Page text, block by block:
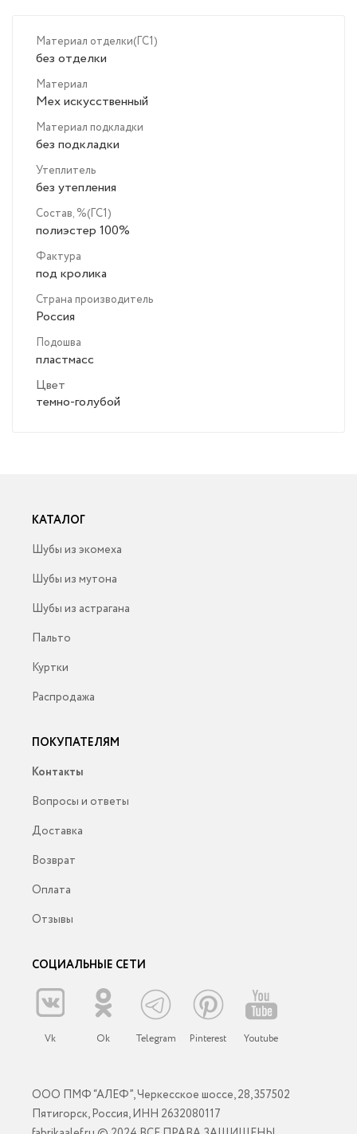
Материал отделки(ГС1)
без отделки
Материал
Мех искусственный
Материал подкладки
без подкладки
Утеплитель
без утепления
Состав, %(ГС1)
полиэстер 100%
Фактура
под кролика
Страна производитель
Россия
Подошва
пластмасс
Цвет
темно-голубой
КАТАЛОГ
Шубы из экомеха
Шубы из мутона
Шубы из астрагана
Пальто
Куртки
Распродажа
ПОКУПАТЕЛЯМ
Контакты
Вопросы и ответы
Доставка
Возврат
Оплата
Отзывы
СОЦИАЛЬНЫЕ СЕТИ
Vk Ok Telegram Pinterest Youtube
ООО ПМФ “АЛЕФ”, Черкесское шоссе, 28, 357502
Пятигорск, Россия, ИНН 2632080117